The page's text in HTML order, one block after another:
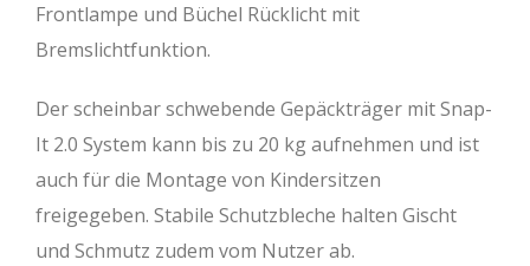
Frontlampe und Büchel Rücklicht mit
Bremslichtfunktion.
Der scheinbar schwebende Gepäckträger mit Snap-
It 2.0 System kann bis zu 20 kg aufnehmen und ist
auch für die Montage von Kindersitzen
freigegeben. Stabile Schutzbleche halten Gischt
und Schmutz zudem vom Nutzer ab.